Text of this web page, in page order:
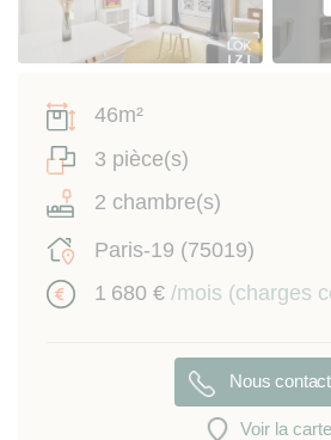
46m²
3 pièce(s)
2 chambre(s)
Paris-19 (75019)
1 680 € /mois (charges
Nous
Voir la carte